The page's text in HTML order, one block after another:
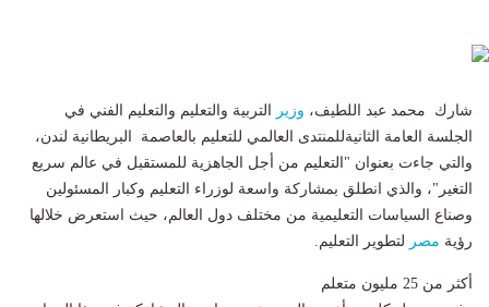
شارك محمد عبد اللطيف، وزير
التربية والتعليم والتعليم الفني في
الجلسة العامة الثانيةللمنتدى العالمي للتعليم بالعاصمة البريطانية لندن،
والتي جاءت بعنوان "التعليم من أجل الجاهزية للمستقبل في عالم سريع
التغير"، والذي انطلق بمشاركة واسعة لوزراء التعليم وكبار المسئولين
وصناع السياسات التعليمية من مختلف دول العالم، حيث استعرض خلالها
رؤية مصر لتطوير التعليم.
أكثر من 25 مليون متعلم